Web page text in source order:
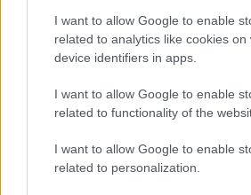
I want to allow Google to enable
related to analytics like cookies on
device identifiers in apps.
I want to allow Google to enable
related to functionality of the
I want to allow Google to enable
related to personalization.
malavita tra rifiuti
e omicidi legati ai
Casamonica